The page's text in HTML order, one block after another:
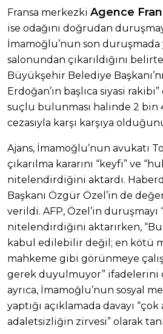
Fransa merkezki Agence
ise odağını doğrudan
İmamoğlu’nun son
salonundan çıkarıldığını
Büyükşehir Belediye
Erdoğan’ın başlıca siyasi
suçlu bulunması halinde 2 bin
cezasıyla karşı karşıya
Ajans, İmamoğlu’nun avukatı
çıkarılma kararını “keyfi” ve
nitelendirdiğini aktardı.
Başkanı Özgür Özel’in de
verildi. AFP, Özel’in duruşmayı
nitelendirdiğini aktarırken,
kabul edilebilir değil; en kötü
mahkeme gibi görünmeye
gerek duyulmuyor” ifadelerini
ayrıca, İmamoğlu’nun sosyal
yaptığı açıklamada davayı
adaletsizliğin zirvesi” olarak